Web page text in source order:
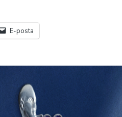
E-posta